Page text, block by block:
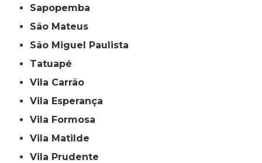
Sapopemba
São Mateus
São Miguel Paulista
Tatuapé
Vila Carrão
Vila Esperança
Vila Formosa
Vila Matilde
Vila Prudente